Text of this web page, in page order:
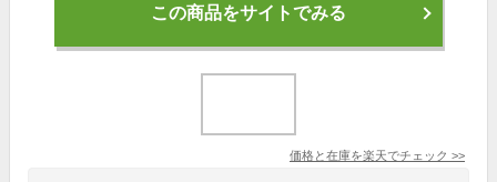
この商品をサイトでみる
価格と在庫を楽天でチェック >>